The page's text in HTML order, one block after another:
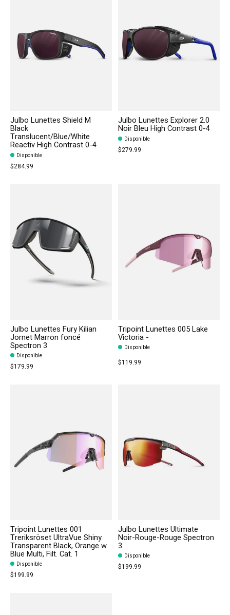
Julbo Lunettes Shield M
Black
Translucent/Blue/White
Reactiv High Contrast 0-4
Disponible
$284.99
Julbo Lunettes Explorer 2.0
Noir Bleu High Contrast 0-4
Disponible
$279.99
Julbo Lunettes Fury Kilian
Jornet Marron foncé
Spectron 3
Disponible
$179.99
Tripoint Lunettes 005 Lake
Victoria -
Disponible
$119.99
Tripoint Lunettes 001
Treriksröset UltraVue Shiny
Transparent Black, Orange w
Blue Multi, Filt. Cat. 1
Disponible
$199.99
Julbo Lunettes Ultimate
Noir-Rouge-Rouge Spectron
3
Disponible
$199.99